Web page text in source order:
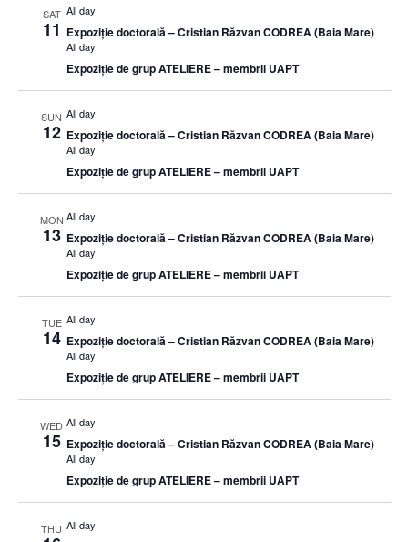
SAT
11
All day
Expoziție doctorală – Cristian Răzvan CODREA (Baia Mare)
All day
Expoziție de grup ATELIERE – membrii UAPT
SUN
12
All day
Expoziție doctorală – Cristian Răzvan CODREA (Baia Mare)
All day
Expoziție de grup ATELIERE – membrii UAPT
MON
13
All day
Expoziție doctorală – Cristian Răzvan CODREA (Baia Mare)
All day
Expoziție de grup ATELIERE – membrii UAPT
TUE
14
All day
Expoziție doctorală – Cristian Răzvan CODREA (Baia Mare)
All day
Expoziție de grup ATELIERE – membrii UAPT
WED
15
All day
Expoziție doctorală – Cristian Răzvan CODREA (Baia Mare)
All day
Expoziție de grup ATELIERE – membrii UAPT
THU All day